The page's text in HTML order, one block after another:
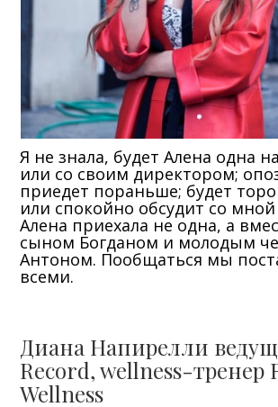
Я не знала, будет Алена одна
или со своим директором;
приедет пораньше; будет
или спокойно обсудит со
Алена приехала не одна, а
сыном Богданом и молодым
Антоном. Пообщаться мы
всеми.
Диана Напирелли
Record, wellness-тренер
Wellness